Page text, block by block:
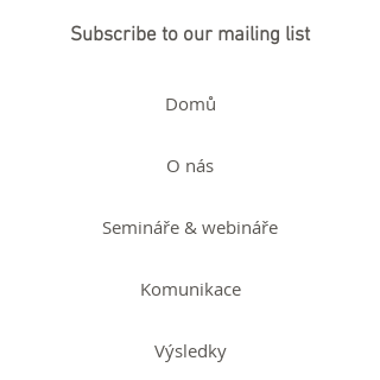
Subscribe to our mailing list
Domů
O nás
Semináře & webináře
Komunikace
Výsledky